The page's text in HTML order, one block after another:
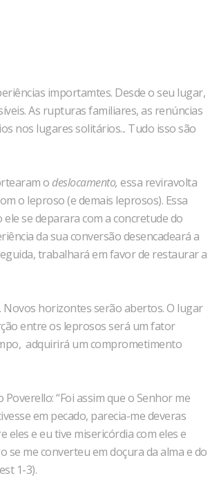
importamtes. Desde o seu lugar,
As rupturas familiares, as renúncias
nos lugares solitários... Tudo isso são
o deslocamento, essa reviravolta
o leproso (e demais leprosos). Essa
se deparara com a concretude do
da sua conversão desencadeará a
trabalhará em favor de restaurar a
Novos horizontes serão abertos. O lugar
entre os leprosos será um fator
adquirirá um comprometimento
“Foi assim que o Senhor me
em pecado, parecia-me deveras
e eu tive misericórdia com eles e
me converteu em doçura da alma e do
1-3).